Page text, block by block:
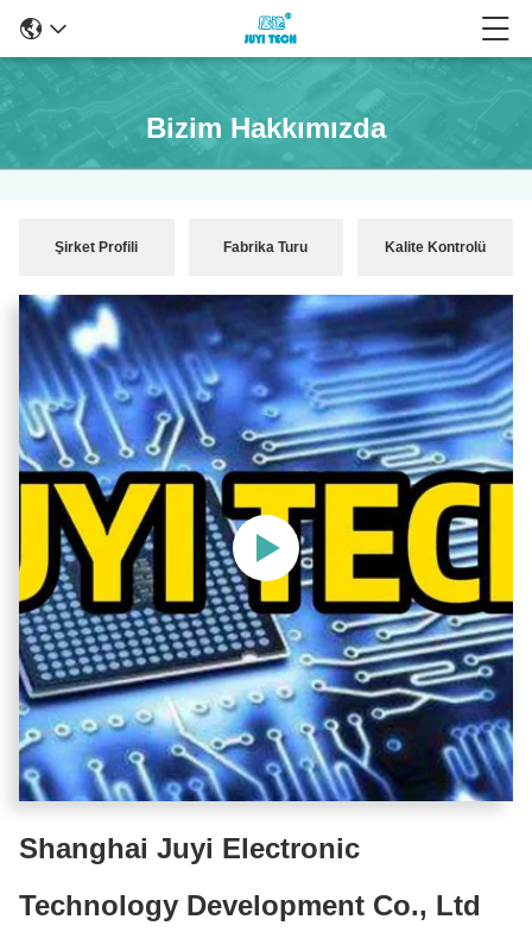
Bizim Hakkımızda
Şirket Profili Fabrika Turu Kalite Kontrolü
Shanghai Juyi Electronic
Technology Development Co., Ltd